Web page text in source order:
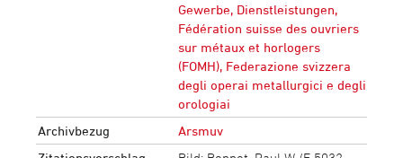
Gewerbe, Dienstleistungen,
Fédération suisse des ouvriers
sur métaux et horlogers
(FOMH), Federazione svizzera
degli operai metallurgici e degli
orologiai
Archivbezug
Arsmuv